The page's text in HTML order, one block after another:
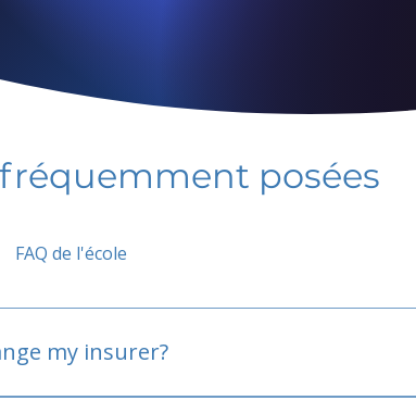
posées
FAQ de l'école
my insurer?